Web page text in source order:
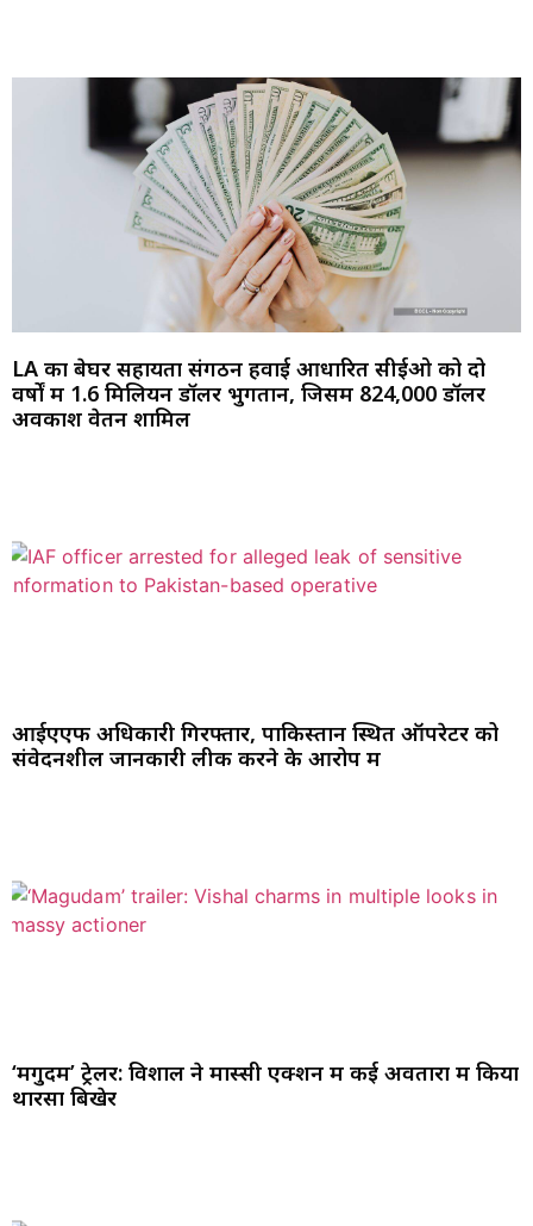
LA का बेघर सहायता संगठन हवाई आधारित सीईओ को दो
वर्षों में 1.6 मिलियन डॉलर भुगतान, जिसमें 824,000 डॉलर
अवकाश वेतन शामिल
आईएएफ अधिकारी गिरफ्तार, पाकिस्तान स्थित ऑपरेटर को
संवेदनशील जानकारी लीक करने के आरोप में
‘मगुदम’ ट्रेलर: विशाल ने मास्सी एक्शन में कई अवतारों में किया
थारसा बिखेर